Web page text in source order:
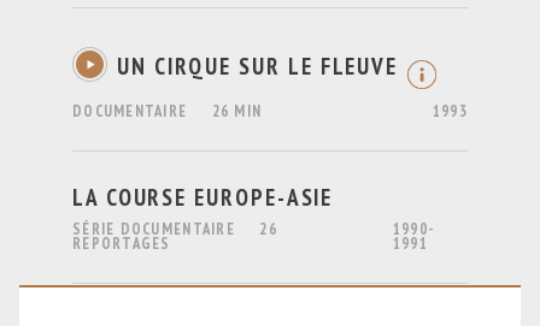
UN CIRQUE SUR LE FLEUVE
DOCUMENTAIRE 26 MIN 1993
LA COURSE EUROPE-ASIE
SÉRIE DOCUMENTAIRE 26
REPORTAGES
1990-
1991